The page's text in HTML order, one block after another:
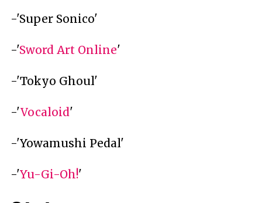
-'Super Sonico'
-'Sword Art Online'
-'Tokyo Ghoul'
-'Vocaloid'
-'Yowamushi Pedal'
-'Yu-Gi-Oh!'